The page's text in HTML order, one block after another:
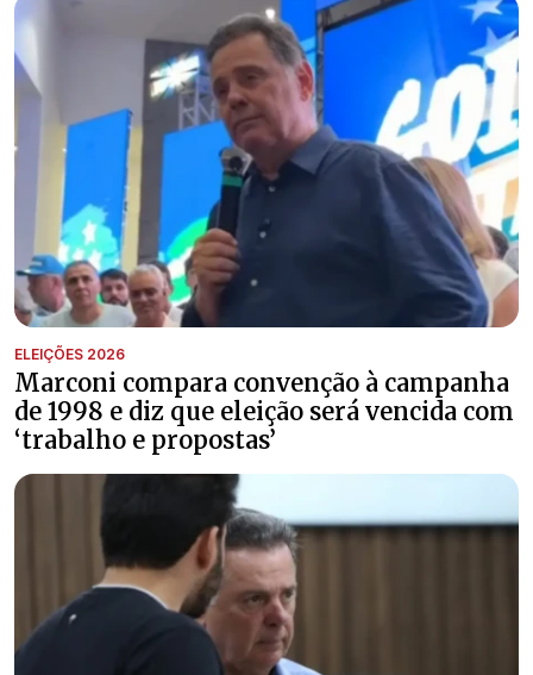
ELEIÇÕES 2026
Marconi compara convenção à campanha
de 1998 e diz que eleição será vencida com
‘trabalho e propostas’